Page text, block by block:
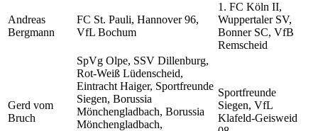
Andreas
Bergmann
FC St. Pauli, Hannover 96,
VfL Bochum
1. FC Köln II,
Wuppertaler SV,
Bonner SC, VfB
Remscheid
Gerd vom
Bruch
SpVg Olpe, SSV Dillenburg,
Rot-Weiß Lüdenscheid,
Eintracht Haiger, Sportfreunde
Siegen, Borussia
Mönchengladbach, Borussia
Mönchengladbach,
Sportfreunde
Siegen, VfL
Klafeld-Geisweid